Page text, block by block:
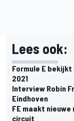
Lees ook:
Formule E
2021
Interview Robin
Eindhoven
FE maakt
circuit